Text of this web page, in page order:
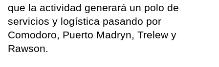
que la actividad generará un polo de
servicios y logística pasando por
Comodoro, Puerto Madryn, Trelew y
Rawson.